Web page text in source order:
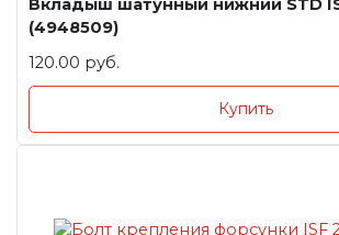
Вкладыш шатунный нижний STD
(4948509)
120.00 руб.
Купить